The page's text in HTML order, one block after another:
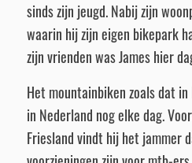
sinds zijn jeugd. Nabij zijn
waarin hij zijn eigen bikepark
zijn vrienden was James hier
Het mountainbiken zoals dat
in Nederland nog elke dag.
Friesland vindt hij het jammer